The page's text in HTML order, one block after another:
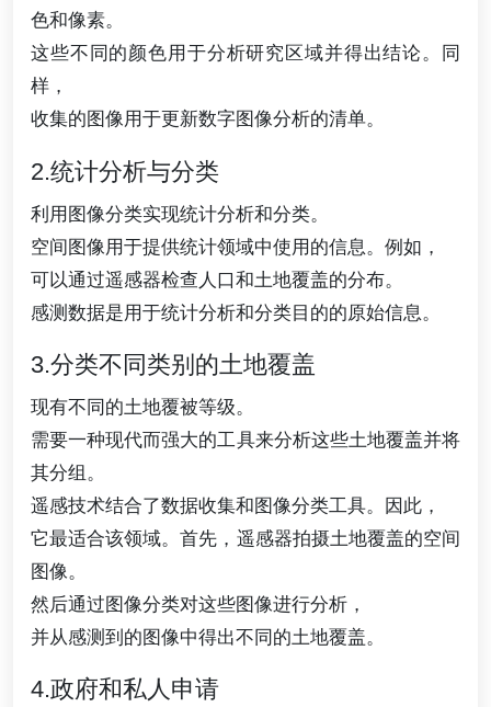
色和像素。
这些不同的颜色用于分析研究区域并得出结论。同
样，
收集的图像用于更新数字图像分析的清单。
2.统计分析与分类
利用图像分类实现统计分析和分类。
空间图像用于提供统计领域中使用的信息。例如，
可以通过遥感器检查人口和土地覆盖的分布。
感测数据是用于统计分析和分类目的的原始信息。
3.分类不同类别的土地覆盖
现有不同的土地覆被等级。
需要一种现代而强大的工具来分析这些土地覆盖并将
其分组。
遥感技术结合了数据收集和图像分类工具。因此，
它最适合该领域。首先，遥感器拍摄土地覆盖的空间
图像。
然后通过图像分类对这些图像进行分析，
并从感测到的图像中得出不同的土地覆盖。
4.政府和私人申请